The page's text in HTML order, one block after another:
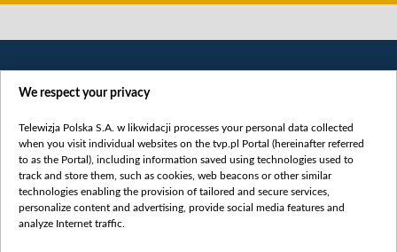
Категорії
Новини
We respect your privacy
Telewizja Polska S.A. w likwidacji processes your personal data collected
when you visit individual websites on the tvp.pl Portal (hereinafter referred
to as the Portal), including information saved using technologies used to
track and store them, such as cookies, web beacons or other similar
technologies enabling the provision of tailored and secure services,
personalize content and advertising, provide social media features and
analyze Internet traffic.